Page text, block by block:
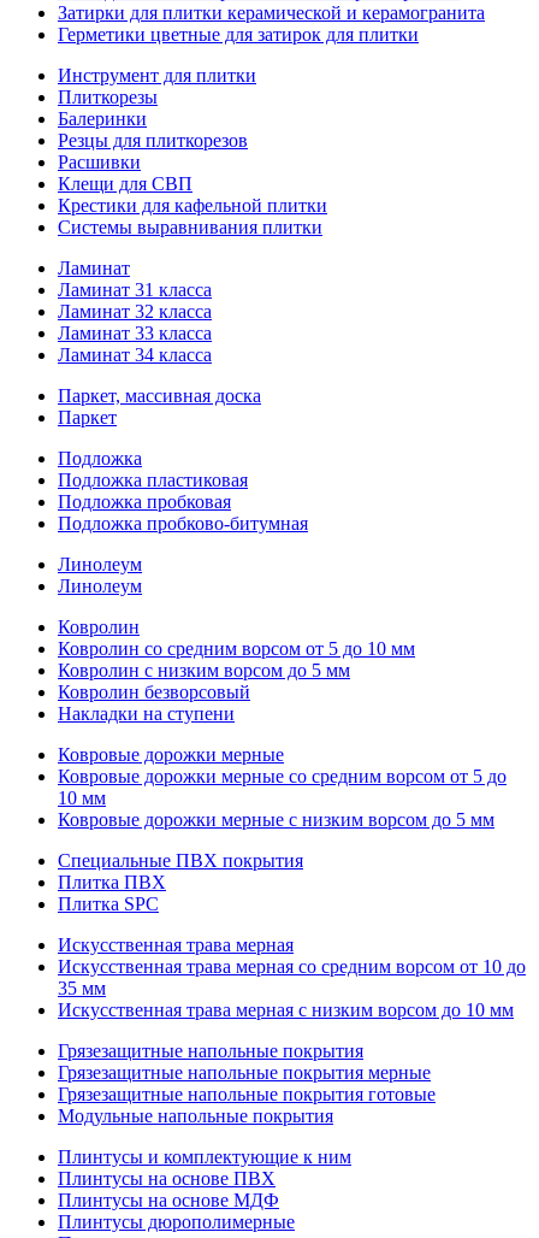
Затирки для плитки керамической и керамогранита
Герметики цветные для затирок для плитки
Инструмент для плитки
Плиткорезы
Балеринки
Резцы для плиткорезов
Расшивки
Клещи для СВП
Крестики для кафельной плитки
Системы выравнивания плитки
Ламинат
Ламинат 31 класса
Ламинат 32 класса
Ламинат 33 класса
Ламинат 34 класса
Паркет, массивная доска
Паркет
Подложка
Подложка пластиковая
Подложка пробковая
Подложка пробково-битумная
Линолеум
Линолеум
Ковролин
Ковролин со средним ворсом от 5 до 10 мм
Ковролин с низким ворсом до 5 мм
Ковролин безворсовый
Накладки на ступени
Ковровые дорожки мерные
Ковровые дорожки мерные со средним ворсом от 5 до
10 мм
Ковровые дорожки мерные с низким ворсом до 5 мм
Специальные ПВХ покрытия
Плитка ПВХ
Плитка SPC
Искуccтвенная трава мерная
Искусственная трава мерная со средним ворсом от 10 до
35 мм
Искусственная трава мерная с низким ворсом до 10 мм
Грязезащитные напольные покрытия
Грязезащитные напольные покрытия мерные
Грязезащитные напольные покрытия готовые
Модульные напольные покрытия
Плинтусы и комплектующие к ним
Плинтусы на основе ПВХ
Плинтусы на основе МДФ
Плинтусы дюрополимерные